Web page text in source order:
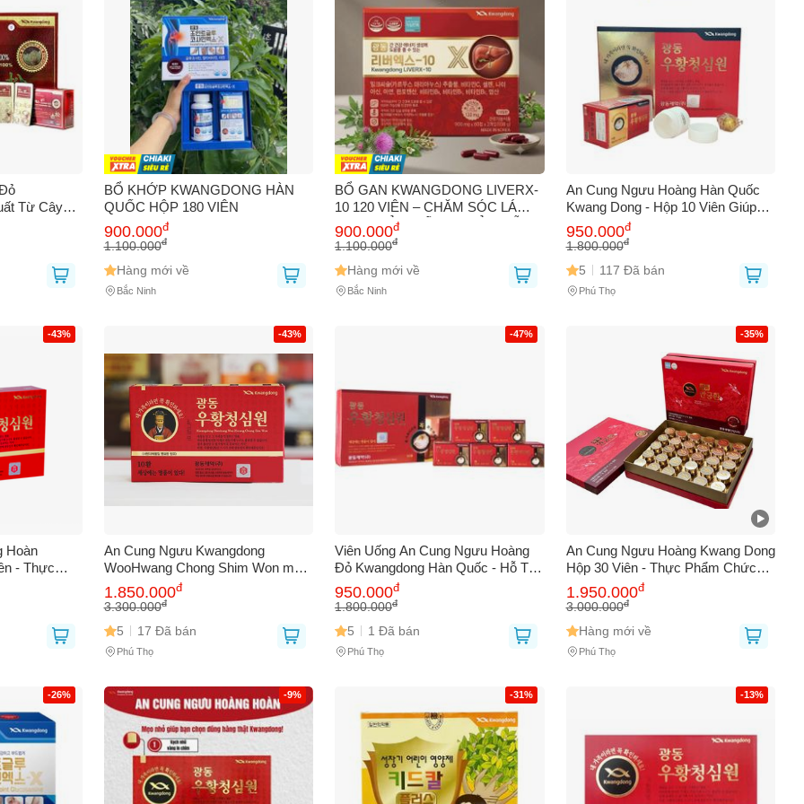
Từ Cây
Sức
Thanh Lọc
BỔ KHỚP KWANGDONG HÀN
QUỐC HỘP 180 VIÊN
900.000đ
1.100.000đ
Hàng mới về
Bắc Ninh
BỔ GAN KWANGDONG LIVERX-
10 120 VIÊN – CHĂM SÓC LÁ
GAN KHỎE, SỐNG KHỎE MỖI
NGÀY
900.000đ
1.100.000đ
Hàng mới về
Bắc Ninh
An Cung Ngưu Hoàng Hàn Quốc
Kwang Dong - Hộp 10 Viên Giúp
Cải Thiện Sức Khỏe và Trí Nhớ -
Thực Phẩm Chức Năng Chất
950.000đ
1.800.000đ
5 117 Đã bán
Phú Thọ
-43%
Hoàn
- Thực
Tim
Phẩm Nội
-43%
An Cung Ngưu Kwangdong
WooHwang Chong Shim Won mẫu
mới hộp 10 viên
1.850.000đ
3.300.000đ
5 17 Đã bán
Phú Thọ
-47%
Viên Uống An Cung Ngưu Hoàng
Đỏ Kwangdong Hàn Quốc - Hỗ Trợ
Sức Khỏe, Tăng Cường Đề Kháng,
Hộp 10 Viên
950.000đ
1.800.000đ
5 1 Đã bán
Phú Thọ
-35%
An Cung Ngưu Hoàng Kwang Dong
Hộp 30 Viên - Thực Phẩm Chức
Năng Hỗ Trợ Tim Mạch và Huyết
Áp Cao
1.950.000đ
3.000.000đ
Hàng mới về
Phú Thọ
-26% -9% -31% -13%